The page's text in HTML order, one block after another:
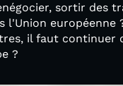
sortir des
européenne
il faut continuer
?